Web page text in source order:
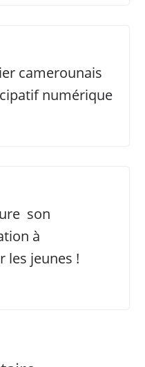
camerounais
numérique
son
à
les jeunes !